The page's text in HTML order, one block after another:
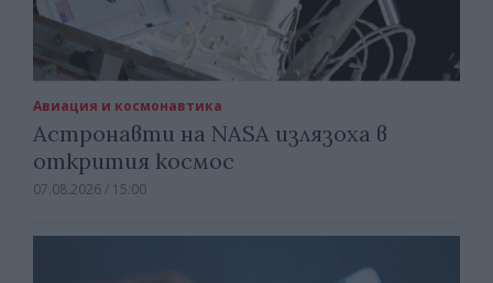
Авиация и космонавтика
Астронавти на NASA излязоха в
открития космос
07.08.2026 / 15:00